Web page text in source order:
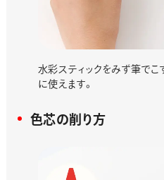
水彩スティックをみず筆でこ
に使えます。
色芯の削り方